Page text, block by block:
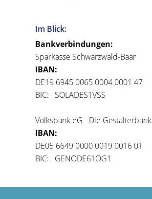
Im Blick:
Bankverbindungen:
Sparkasse Schwarzwald-Baar
IBAN:
DE19 6945 0065 0004 0001 47
BIC: SOLADES1VSS
Volksbank eG - Die Gestalterbank
IBAN:
DE05 6649 0000 0019 0016 01
BIC: GENODE61OG1